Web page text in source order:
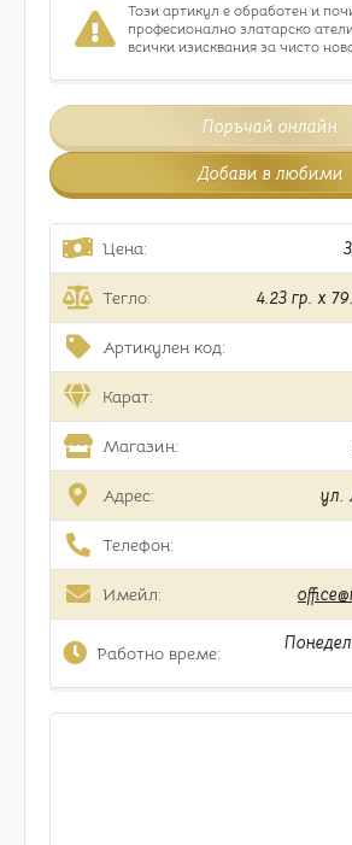
Този артикул е обработен и
професионално златарско
всички изисквания за чисто
Поръчай онлайн
Добави в любими
Цена:
Тегло: 4.23 гр. x
Артикулен код:
Карат:
Магазин:
Адрес: ул.
Телефон:
Имейл:
Работно време: